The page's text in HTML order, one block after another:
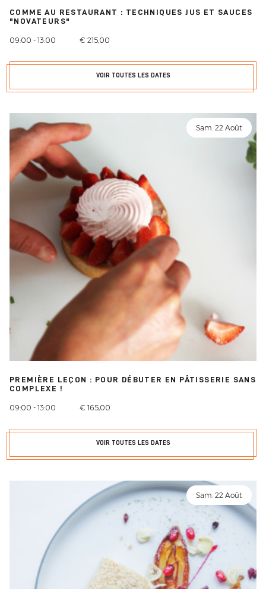
COMME AU RESTAURANT : TECHNIQUES JUS ET SAUCES
"NOVATEURS"
09:00 - 13:00 € 215,00
VOIR TOUTES LES DATES
Sam. 22 Août
PREMIÈRE LEÇON : POUR DÉBUTER EN PÂTISSERIE SANS
COMPLEXE !
09:00 - 13:00 € 165,00
VOIR TOUTES LES DATES
Sam. 22 Août